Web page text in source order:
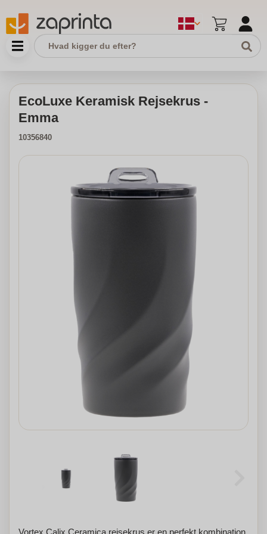
EcoLuxe Keramisk Rejsekrus -
Emma
10356840
Vortex Calix Ceramica rejsekrus er en perfekt kombination